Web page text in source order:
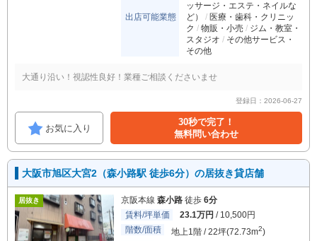
出店可能業態
ッサージ・エステ・ネイルな
ど）
医療・歯科・クリニッ
ク
物販・小売
ジム・教室・
スタジオ
その他サービス・
その他
大通り沿い！視認性良好！業種ご相談くださいませ
登録日：2026-06-27
お気に入り
30秒で完了！
無料問い合わせ
大阪市旭区大宮2（森小路駅 徒歩6分）の居抜き貸店舗
居抜き 京阪本線 森小路 徒歩 6分
賃料/坪単価
23.1万円 / 10,500円
階数/面積
地上1階 / 22坪(72.73m2)